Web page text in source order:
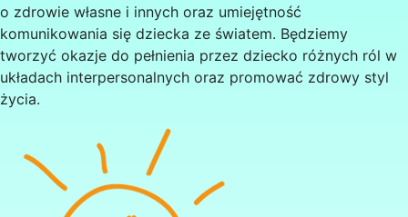
o zdrowie własne i innych oraz umiejętność
komunikowania się dziecka ze światem. Będziemy
tworzyć okazje do pełnienia przez dziecko różnych ról w
układach interpersonalnych oraz promować zdrowy styl
życia.